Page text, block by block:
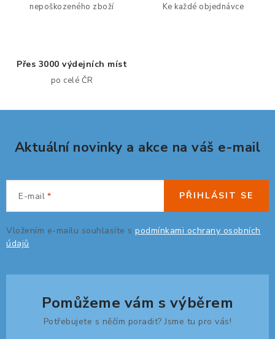
i
u
nepoškozeného zboží Ke každé objednávce
Přes 3000 výdejních míst
po celé ČR
Aktuální novinky a akce na váš e-mail
E-mail
Vložením e-mailu souhlasíte s podmínkami ochrany osobních
údajů
PŘIHLÁSIT SE
Pomůžeme vám s výběrem
Potřebujete s něčím poradit? Jsme tu pro vás!